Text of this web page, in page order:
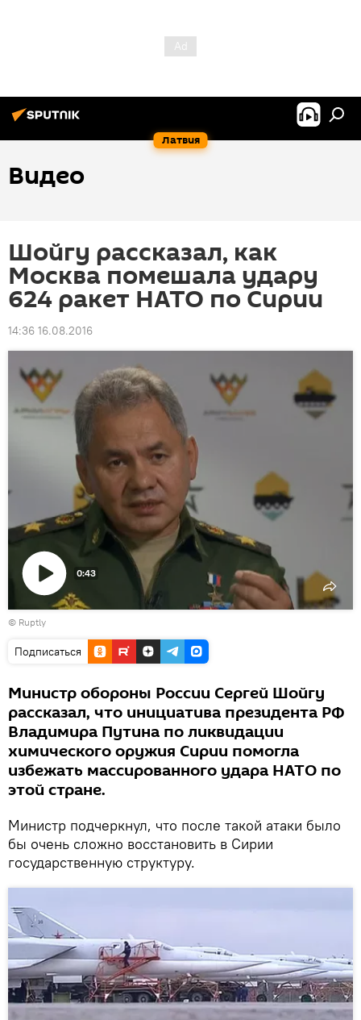
Латвия
Видео
Шойгу рассказал, как
Москва помешала удару
624 ракет НАТО по Сирии
14:36 16.08.2016
Воспроизвести
видео
0:43
© Ruptly
Подписаться
Министр обороны России Сергей Шойгу
рассказал, что инициатива президента РФ
Владимира Путина по ликвидации
химического оружия Сирии помогла
избежать массированного удара НАТО по
этой стране.
Министр подчеркнул, что после такой атаки было
бы очень сложно восстановить в Сирии
государственную структуру.